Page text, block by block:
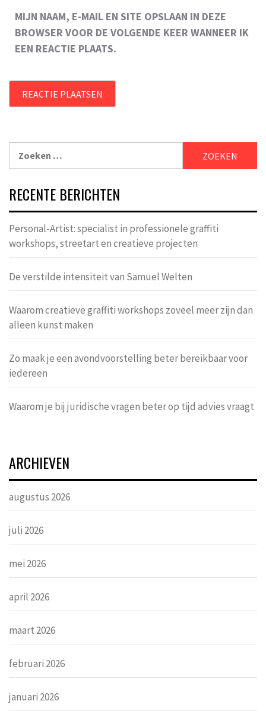
MIJN NAAM, E-MAIL EN SITE OPSLAAN IN DEZE
BROWSER VOOR DE VOLGENDE KEER WANNEER IK
EEN REACTIE PLAATS.
RECENTE BERICHTEN
Personal-Artist: specialist in professionele graffiti
workshops, streetart en creatieve projecten
De verstilde intensiteit van Samuel Welten
Waarom creatieve graffiti workshops zoveel meer zijn dan
alleen kunst maken
Zo maak je een avondvoorstelling beter bereikbaar voor
iedereen
Waarom je bij juridische vragen beter op tijd advies vraagt
ARCHIEVEN
augustus 2026
juli 2026
mei 2026
april 2026
maart 2026
februari 2026
januari 2026